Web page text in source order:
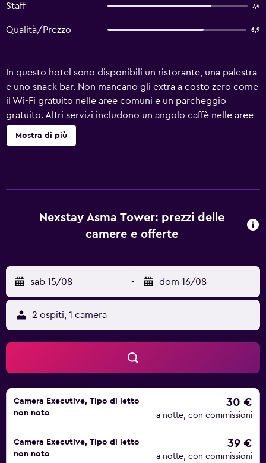
Staff 7,4
Qualità/Prezzo 6,9
In questo hotel sono disponibili un ristorante, una palestra
e uno snack bar. Non mancano gli extra a costo zero come
il Wi-Fi gratuito nelle aree comuni e un parcheggio
gratuito. Altri servizi includono un angolo caffè nelle aree
comuni, servizi di concierge e una reception aperta 24 ore
su 24. Il servizio di pulizie è disponibile una volta a
ricreativi di un hotel includono una palestra.
Mostra di più
Nexstay Asma Tower: prezzi delle
camere e offerte
sab 15/08 - dom 16/08
2 ospiti, 1 camera
Camera Executive, Tipo di letto
non noto
30 €
a notte, con commissioni
Camera Executive, Tipo di letto
non noto
39 €
a notte, con commissioni